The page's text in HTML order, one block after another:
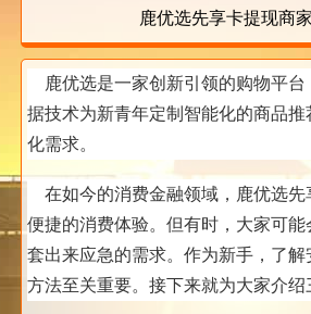
鹿优选先享卡提现商
鹿优选是一家创新引领的购物平台
据技术为新青年定制智能化的商品推
化需求。
在如今的消费金融领域，鹿优选先
便捷的消费体验。但有时，大家可
套出来应急的需求。作为新手，了
方法至关重要。接下来就为大家介绍